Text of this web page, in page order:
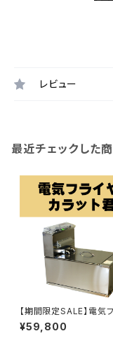
レビュー
最近チェックした
【期間限定SALE】電気
ー カラット君 本体
¥59,800